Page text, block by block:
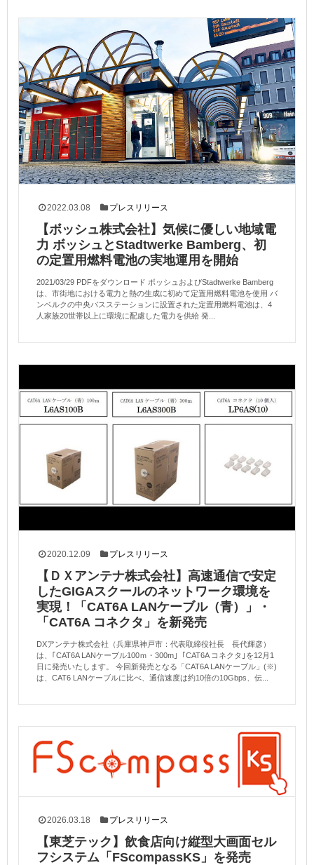
2022.03.08 プレスリリース
【ボッシュ株式会社】気候に優しい地域電
力 ボッシュとStadtwerke Bamberg、初
の定置用燃料電池の実地運用を開始
2021/03/29 PDFをダウンロード ボッシュおよびStadtwerke Bamberg
は、市街地における電力と熱の生成に初めて定置用燃料電池を使用 バ
ンベルクの中央バスステーションに設置された定置用燃料電池は、4
人家族20世帯以上に環境に配慮した電力を供給 発...
2020.12.09 プレスリリース
【ＤＸアンテナ株式会社】高速通信で安定
したGIGAスクールのネットワーク環境を
実現！「CAT6A LANケーブル（青）」・
「CAT6A コネクタ」を新発売
DXアンテナ株式会社（兵庫県神戸市：代表取締役社長 長代輝彦）
は、｢CAT6A LANケーブル100ｍ・300m｣「CAT6A コネクタ｣を12月1
日に発売いたします。 今回新発売となる「CAT6A LANケーブル」(※)
は、CAT6 LANケーブルに比べ、通信速度は約10倍の10Gbps、伝...
2026.03.18 プレスリリース
【東芝テック】飲食店向け縦型大画面セル
フシステム「FScompassKS」を発売